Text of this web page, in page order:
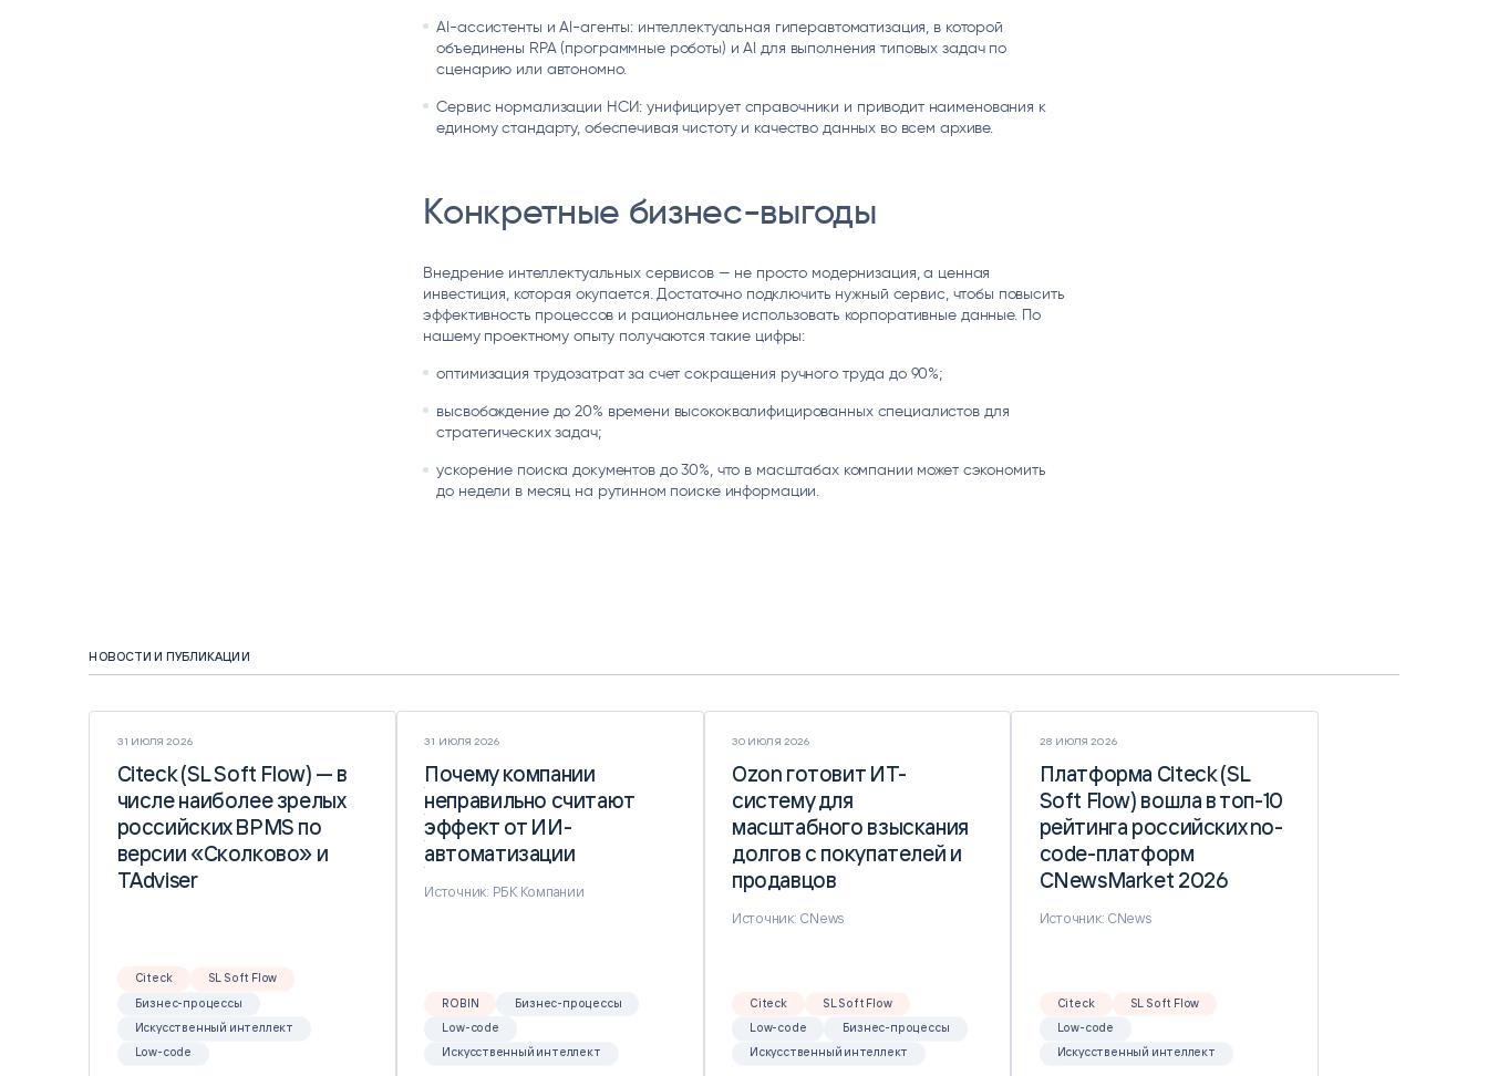
AI-ассистенты и AI-агенты: интеллектуальная гиперавтоматизация, в которой
объединены RPA (программные роботы) и AI для выполнения типовых задач по
сценарию или автономно.
Сервис нормализации НСИ: унифицирует справочники и приводит наименования к
единому стандарту, обеспечивая чистоту и качество данных во всем архиве.
Конкретные бизнес-выгоды
Внедрение интеллектуальных сервисов — не просто модернизация, а ценная
инвестиция, которая окупается. Достаточно подключить нужный сервис, чтобы повысить
эффективность процессов и рациональнее использовать корпоративные данные. По
нашему проектному опыту получаются такие цифры:
оптимизация трудозатрат за счет сокращения ручного труда до 90%;
высвобождение до 20% времени высококвалифицированных специалистов для
стратегических задач;
ускорение поиска документов до 30%, что в масштабах компании может сэкономить
до недели в месяц на рутинном поиске информации.
НОВОСТИ И ПУБЛИКАЦИИ
31 ИЮЛЯ 2026
Citeck (SL Soft Flow) — в
числе наиболее зрелых
российских BPMS по
версии «Сколково» и
TAdviser
Citeck (SL Soft Flow) — в
числе наиболее зрелых
российских BPMS по
версии «Сколково» и
TAdviser
Citeck
SL Soft Flow
Бизнес-процессы
Искусственный интеллект
Low-code
31 ИЮЛЯ 2026
Почему компании
неправильно считают
эффект от ИИ-
автоматизации
Почему компании
неправильно считают
эффект от ИИ-
автоматизации
Источник: РБК Компании
ROBIN
Бизнес-процессы
Low-code
Искусственный интеллект
30 ИЮЛЯ 2026
Ozon готовит ИТ-
систему для
масштабного взыскания
долгов с покупателей и
продавцов
Ozon готовит ИТ-
систему для
масштабного взыскания
долгов с покупателей и
продавцов
Источник: CNews
Citeck
SL Soft Flow
Low-code
Бизнес-процессы
Искусственный интеллект
28 ИЮЛЯ 2026
Платформа Citeck (SL
Soft Flow) вошла в топ-10
рейтинга российских no-
code-платформ
CNewsMarket 2026
Платформа Citeck (SL
Soft Flow) вошла в топ-10
рейтинга российских no-
code-платформ
CNewsMarket 2026
Источник: CNews
Citeck
SL Soft Flow
Low-code
Искусственный интеллект